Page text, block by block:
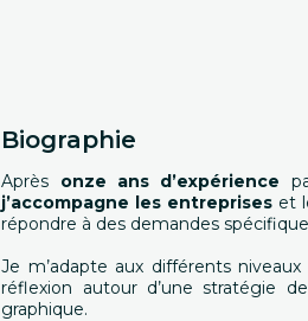
Biographie
Après onze ans d’expérience
j’accompagne les entreprises et
répondre à des demandes
Je m’adapte aux différents niveaux
réflexion autour d’une stratégie
graphique.